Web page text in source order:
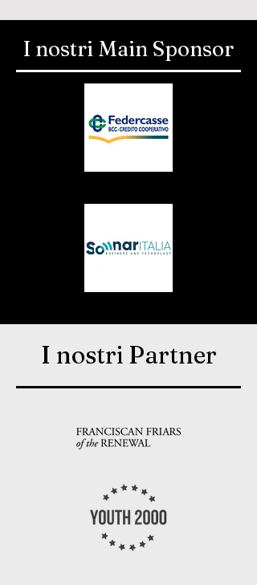
I nostri Main Sponsor
I nostri Partner